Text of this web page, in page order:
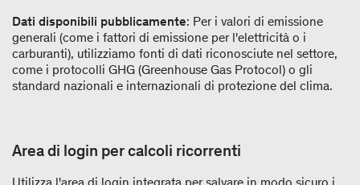
Dati disponibili pubblicamente: Per i valori di emissione
generali (come i fattori di emissione per l'elettricità o i
carburanti), utilizziamo fonti di dati riconosciute nel settore,
come i protocolli GHG (Greenhouse Gas Protocol) o gli
standard nazionali e internazionali di protezione del clima.
Area di login per calcoli ricorrenti
Utilizza l'area di login integrata per salvare in modo sicuro i